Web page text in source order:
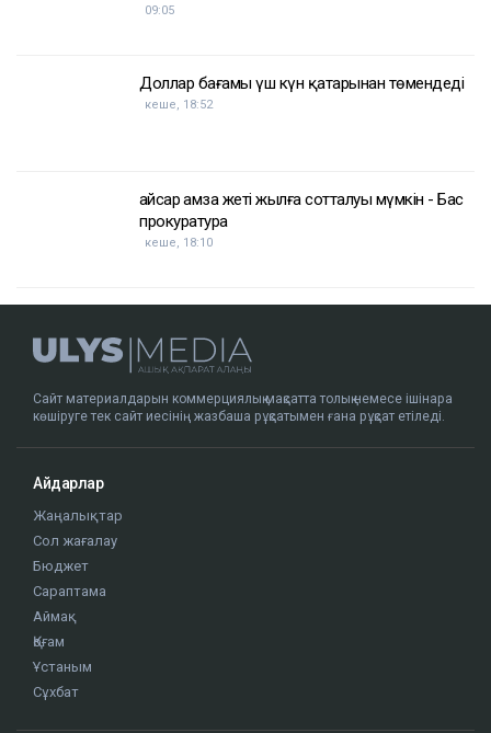
09:05
Доллар бағамы үш күн қатарынан төмендеді
кеше, 18:52
Қайсар Қамза жеті жылға сотталуы мүмкін - Бас
прокуратура
кеше, 18:10
Сайт материалдарын коммерциялық мақсатта толық немесе ішінара
көшіруге тек сайт иесінің жазбаша рұқсатымен ғана рұқсат етіледі.
Айдарлар
Жаңалықтар
Сол жағалау
Бюджет
Сараптама
Аймақ
Қоғам
Ұстаным
Сұхбат